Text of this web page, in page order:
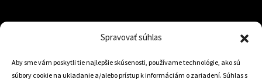
Spravovať súhlas
Aby sme vám poskytli tie najlepšie skúsenosti, používame technológie, ako sú
súbory cookie na ukladanie a/alebo prístup k informáciám o zariadení. Súhlas s
Trstená 02801